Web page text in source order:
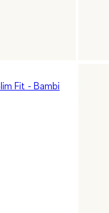
Fit - Bambi